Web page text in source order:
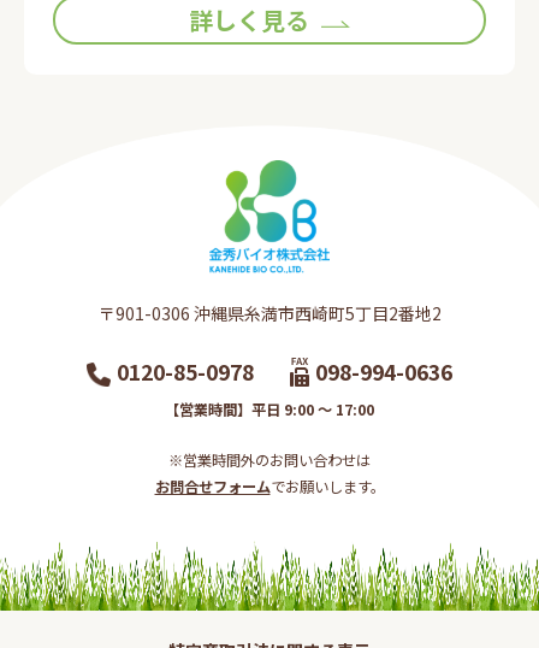
詳しく見る
〒901-0306​ 沖縄県糸満市西崎町5丁目2番地2​
0120-85-0978 098-994-0636
【営業時間】平日 9:00 ～ 17:00
※営業時間外のお問い合わせは
お問合せフォームでお願いします。​